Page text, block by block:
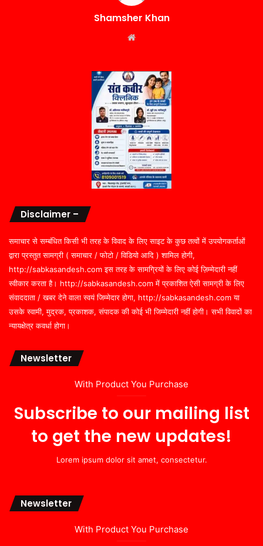
Shamsher Khan
Disclaimer –
समाचार से सम्बंधित किसी भी तरह के विवाद के लिए साइट के कुछ तत्वों में उपयोगकर्ताओं
द्वारा प्रस्तुत सामग्री ( समाचार / फोटो / विडियो आदि ) शामिल होगी,
http://sabkasandesh.com इस तरह के सामग्रियों के लिए कोई ज़िम्मेदारी नहीं
स्वीकार करता है। http://sabkasandesh.com में प्रकाशित ऐसी सामग्री के लिए
संवाददाता / खबर देने वाला स्वयं जिम्मेदार होगा, http://sabkasandesh.com या
उसके स्वामी, मुद्रक, प्रकाशक, संपादक की कोई भी जिम्मेदारी नहीं होगी। सभी विवादों का
न्यायक्षेत्र कवर्धा होगा।
Newsletter
With Product You Purchase
Subscribe to our mailing list
to get the new updates!
Lorem ipsum dolor sit amet, consectetur.
Newsletter
With Product You Purchase